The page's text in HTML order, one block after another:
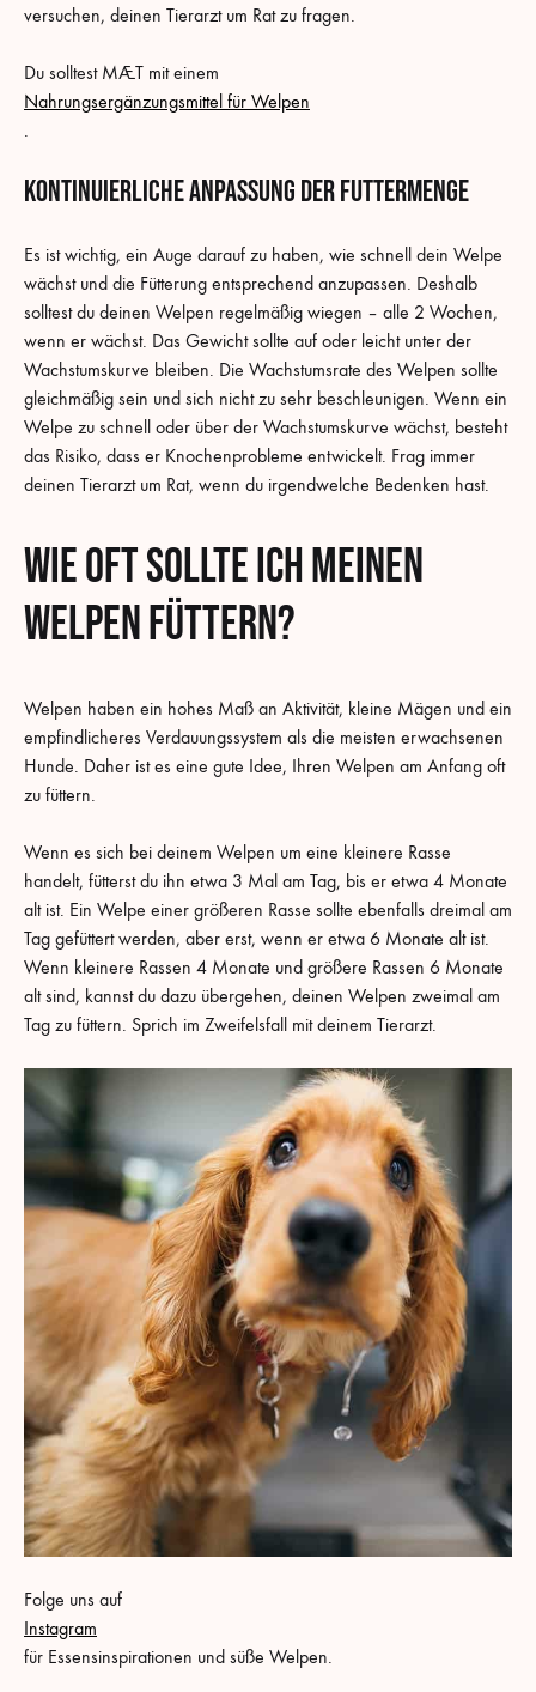
versuchen, deinen Tierarzt um Rat zu fragen.
Du solltest MÆT mit einem
Nahrungsergänzungsmittel für Welpen
.
Kontinuierliche Anpassung der Futtermenge
Es ist wichtig, ein Auge darauf zu haben, wie schnell dein Welpe
wächst und die Fütterung entsprechend anzupassen. Deshalb
solltest du deinen Welpen regelmäßig wiegen – alle 2 Wochen,
wenn er wächst. Das Gewicht sollte auf oder leicht unter der
Wachstumskurve bleiben. Die Wachstumsrate des Welpen sollte
gleichmäßig sein und sich nicht zu sehr beschleunigen. Wenn ein
Welpe zu schnell oder über der Wachstumskurve wächst, besteht
das Risiko, dass er Knochenprobleme entwickelt. Frag immer
deinen Tierarzt um Rat, wenn du irgendwelche Bedenken hast.
Wie oft sollte ich meinen
Welpen füttern?
Welpen haben ein hohes Maß an Aktivität, kleine Mägen und ein
empfindlicheres Verdauungssystem als die meisten erwachsenen
Hunde. Daher ist es eine gute Idee, Ihren Welpen am Anfang oft
zu füttern.
Wenn es sich bei deinem Welpen um eine kleinere Rasse
handelt, fütterst du ihn etwa 3 Mal am Tag, bis er etwa 4 Monate
alt ist. Ein Welpe einer größeren Rasse sollte ebenfalls dreimal am
Tag gefüttert werden, aber erst, wenn er etwa 6 Monate alt ist.
Wenn kleinere Rassen 4 Monate und größere Rassen 6 Monate
alt sind, kannst du dazu übergehen, deinen Welpen zweimal am
Tag zu füttern. Sprich im Zweifelsfall mit deinem Tierarzt.
Folge uns auf
Instagram
für Essensinspirationen und süße Welpen.